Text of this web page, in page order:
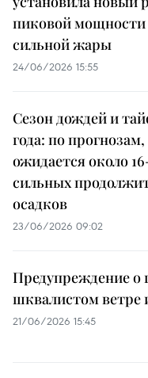
пиковой мощности
сильной жары
24/06/2026 15:55
Сезон дождей и
года: по
ожидается около
сильных
осадков
23/06/2026 09:02
Предупреждение о
шквалистом ветре
21/06/2026 15:45